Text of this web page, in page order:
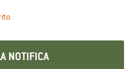
Il link si apre in una casella
NOTIFICA